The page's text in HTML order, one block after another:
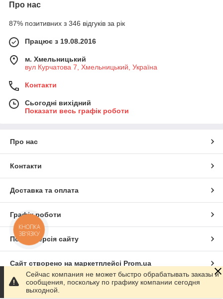
Про нас
87% позитивних з 346 відгуків за рік
Працює з 19.08.2016
м. Хмельницький
вул Курчатова 7, Хмельницький, Україна
Контакти
Сьогодні вихідний
Показати весь графік роботи
Про нас
Контакти
Доставка та оплата
Графік роботи
Повна версія сайту
Сайт створено на маркетплейсі Prom.ua
Політика конфіденційності
Сейчас компания не может быстро обрабатывать заказы и
сообщения, поскольку по графику компании сегодня
выходной.
КНОПКА
ЗВ'ЯЗКУ